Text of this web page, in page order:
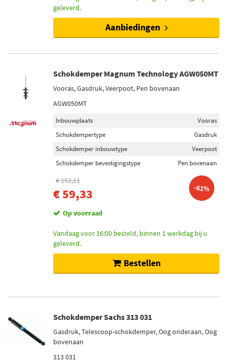
geleverd.
Aanbiedingen
Schokdemper Magnum Technology AGW050MT
Vooras, Gasdruk, Veerpoot, Pen bovenaan
AGW050MT
Inbouwplaats
Vooras
Schokdempertype
Gasdruk
Schokdemper inbouwtype
Veerpoot
Schokdemper bevestigingstype
Pen bovenaan
€ 152,11
€ 59,33 -61%
Op voorraad
Vandaag voor 16:00 besteld, binnen 1 werkdag bij u
geleverd.
Bestellen
Schokdemper Sachs 313 031
Gasdruk, Telescoop-schokdemper, Oog onderaan, Oog
bovenaan
313 031